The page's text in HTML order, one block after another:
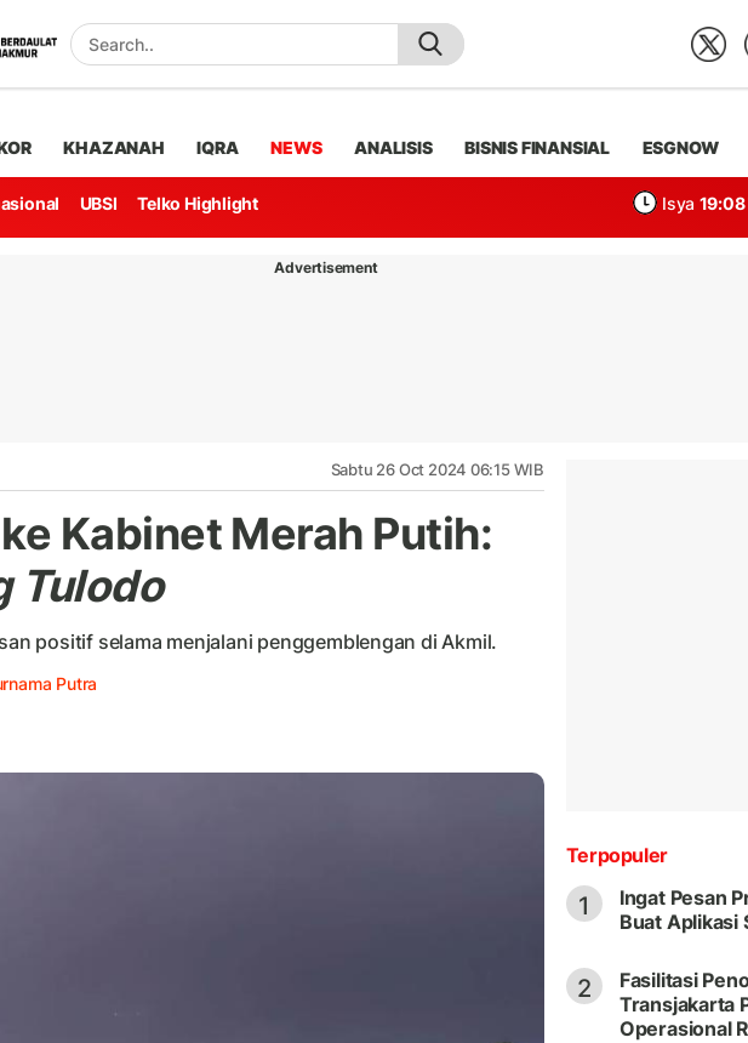
KHAZANAH IQRA NEWS ANALISIS BISNIS FINANSIAL ESGNOW
UBSI Telko Highlight Isya 19:08
Advertisement
Sabtu 26 Oct 2024 06:15 WIB
Kabinet Merah Putih:
Tulodo
positif selama menjalani penggemblengan di Akmil.
Putra
Terpopuler
1
Ingat Pesan
Buat Aplikasi
2
Fasilitasi
Transjakarta
Operasional